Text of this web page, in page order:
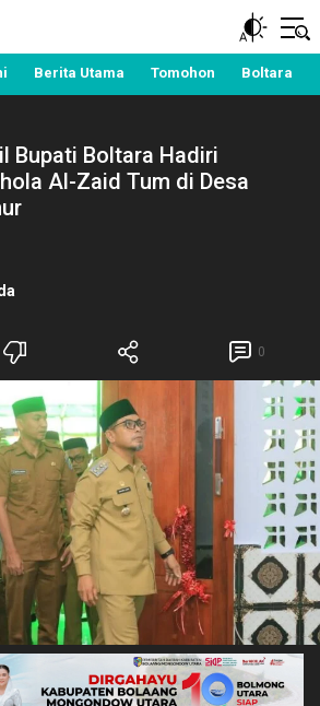
Utara, Kawanua, Politik,
Kriminal dan Nasional
Berita Utama Tomohon Boltara
Bupati Boltara Hadiri
Al-Zaid Tum di Desa
0